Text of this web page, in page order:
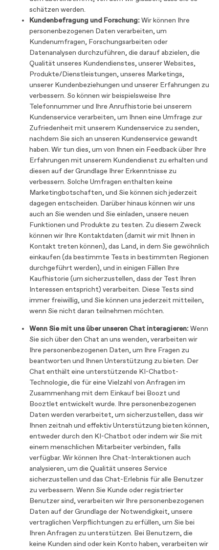
schätzen werden.
Kundenbefragung und Forschung:Wir können Ihre
personenbezogenen Daten verarbeiten, um
Kundenumfragen, Forschungsarbeiten oder
Datenanalysen durchzuführen, die darauf abzielen, die
Qualität unseres Kundendienstes, unserer Websites,
Produkte/Dienstleistungen, unseres Marketings,
unserer Kundenbeziehungen und unserer Erfahrungen zu
verbessern. So können wir beispielsweise Ihre
Telefonnummer und Ihre Anrufhistorie bei unserem
Kundenservice verarbeiten, um Ihnen eine Umfrage zur
Zufriedenheit mit unserem Kundenservice zu senden,
nachdem Sie sich an unseren Kundenservice gewandt
haben. Wir tun dies, um von Ihnen ein Feedback über Ihre
Erfahrungen mit unserem Kundendienst zu erhalten und
diesen auf der Grundlage Ihrer Erkenntnisse zu
verbessern. Solche Umfragen enthalten keine
Marketingbotschaften, und Sie können sich jederzeit
dagegen entscheiden. Darüber hinaus können wir uns
auch an Sie wenden und Sie einladen, unsere neuen
Funktionen und Produkte zu testen. Zu diesem Zweck
können wir Ihre Kontaktdaten (damit wir mit Ihnen in
Kontakt treten können), das Land, in dem Sie gewöhnlich
einkaufen (da bestimmte Tests in bestimmten Regionen
durchgeführt werden), und in einigen Fällen Ihre
Kaufhistorie (um sicherzustellen, dass der Test Ihren
Interessen entspricht) verarbeiten. Diese Tests sind
immer freiwillig, und Sie können uns jederzeit mitteilen,
wenn Sie nicht daran teilnehmen möchten.
Wenn Sie mit uns über unseren Chat interagieren:Wenn
Sie sich über den Chat an uns wenden, verarbeiten wir
Ihre personenbezogenen Daten, um Ihre Fragen zu
beantworten und Ihnen Unterstützung zu bieten. Der
Chat enthält eine unterstützende KI-Chatbot-
Technologie, die für eine Vielzahl von Anfragen im
Zusammenhang mit dem Einkauf bei Boozt und
Booztlet entwickelt wurde. Ihre personenbezogenen
Daten werden verarbeitet, um sicherzustellen, dass wir
Ihnen zeitnah und effektiv Unterstützung bieten können,
entweder durch den KI-Chatbot oder indem wir Sie mit
einem menschlichen Mitarbeiter verbinden, falls
verfügbar. Wir können Ihre Chat-Interaktionen auch
analysieren, um die Qualität unseres Service
sicherzustellen und das Chat-Erlebnis für alle Benutzer
zu verbessern. Wenn Sie Kunde oder registrierter
Benutzer sind, verarbeiten wir Ihre personenbezogenen
Daten auf der Grundlage der Notwendigkeit, unsere
vertraglichen Verpflichtungen zu erfüllen, um Sie bei
Ihren Anfragen zu unterstützen. Bei Benutzern, die
keine Kunden sind oder kein Konto haben, verarbeiten wir